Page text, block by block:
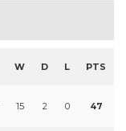
W D L PTS
15 2 0 47